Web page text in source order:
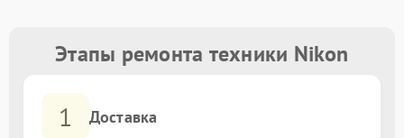
Этапы ремонта техники Nikon
1 Доставка